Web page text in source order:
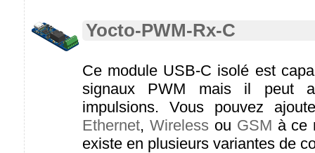
Yocto-PWM-Rx-C
Ce module USB-C isolé est
signaux PWM mais il peut
impulsions. Vous pouvez
Ethernet, Wirelessou GSM à ce
existe en plusieurs variantes de